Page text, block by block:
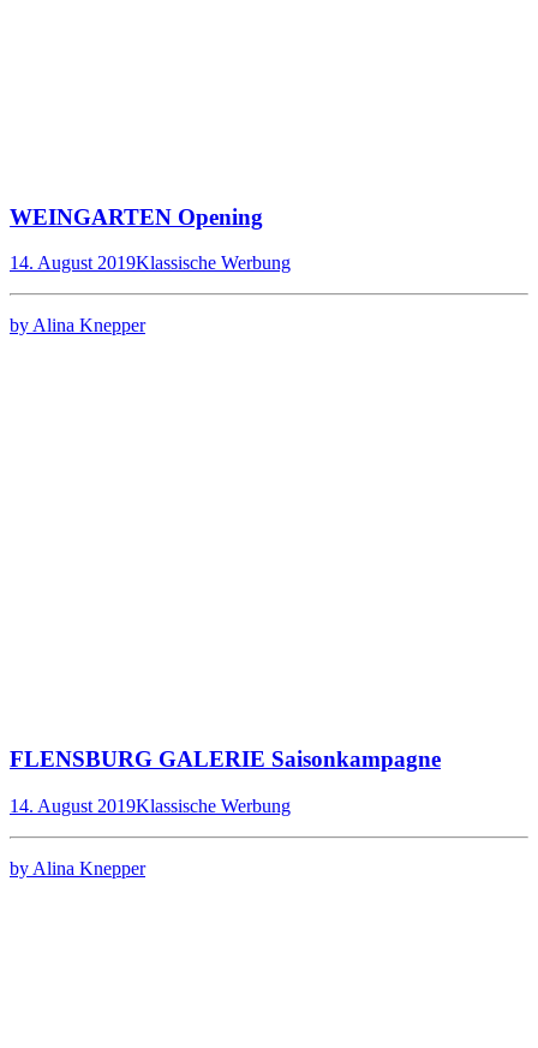
WEINGARTEN Opening
14. August 2019Klassische Werbung
by Alina Knepper
FLENSBURG GALERIE Saisonkampagne
14. August 2019Klassische Werbung
by Alina Knepper